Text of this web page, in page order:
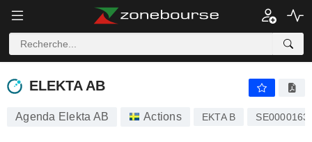
ELEKTA AB
ELEKTA AB
Agenda Elekta AB Actions EKTA B